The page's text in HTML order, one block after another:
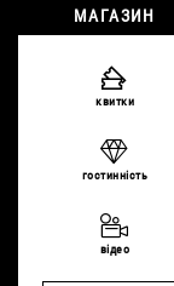
МАГАЗИН
квитки
гостинність
відео